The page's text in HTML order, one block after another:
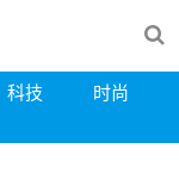
科技
时尚